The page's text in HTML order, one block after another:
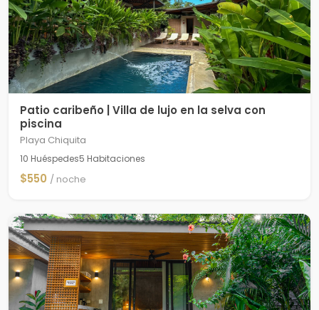
Patio caribeño | Villa de lujo en la selva con
piscina
Playa Chiquita
10 Huéspedes5 Habitaciones
$550 / noche